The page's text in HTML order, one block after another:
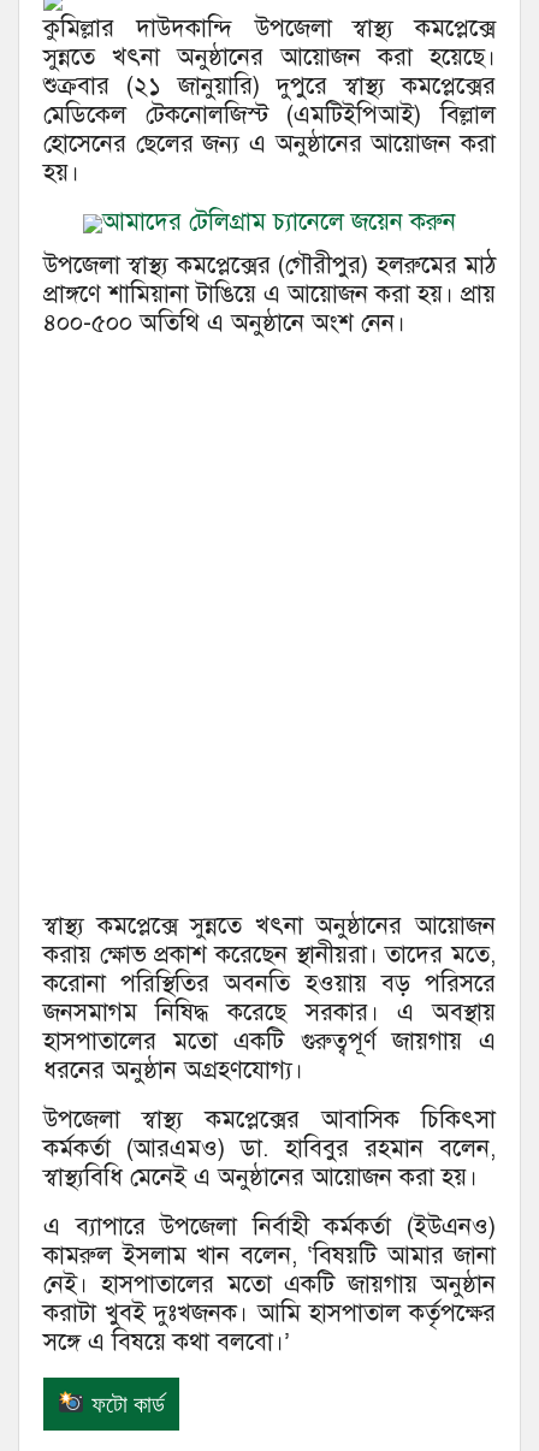
কুমিল্লার দাউদকান্দি উপজেলা স্বাস্থ্য কমপ্লেক্সে
সুন্নতে খৎনা অনুষ্ঠানের আয়োজন করা হয়েছে।
শুক্রবার (২১ জানুয়ারি) দুপুরে স্বাস্থ্য কমপ্লেক্সের
মেডিকেল টেকনোলজিস্ট (এমটিইপিআই) বিল্লাল
হোসেনের ছেলের জন্য এ অনুষ্ঠানের আয়োজন করা
হয়।
আমাদের টেলিগ্রাম চ্যানেলে জয়েন করুন
উপজেলা স্বাস্থ্য কমপ্লেক্সের (গৌরীপুর) হলরুমের মাঠ
প্রাঙ্গণে শামিয়ানা টাঙিয়ে এ আয়োজন করা হয়। প্রায়
৪০০-৫০০ অতিথি এ অনুষ্ঠানে অংশ নেন।
স্বাস্থ্য কমপ্লেক্সে সুন্নতে খৎনা অনুষ্ঠানের আয়োজন
করায় ক্ষোভ প্রকাশ করেছেন স্থানীয়রা। তাদের মতে,
করোনা পরিস্থিতির অবনতি হওয়ায় বড় পরিসরে
জনসমাগম নিষিদ্ধ করেছে সরকার। এ অবস্থায়
হাসপাতালের মতো একটি গুরুত্বপূর্ণ জায়গায় এ
ধরনের অনুষ্ঠান অগ্রহণযোগ্য।
উপজেলা স্বাস্থ্য কমপ্লেক্সের আবাসিক চিকিৎসা
কর্মকর্তা (আরএমও) ডা. হাবিবুর রহমান বলেন,
স্বাস্থ্যবিধি মেনেই এ অনুষ্ঠানের আয়োজন করা হয়।
এ ব্যাপারে উপজেলা নির্বাহী কর্মকর্তা (ইউএনও)
কামরুল ইসলাম খান বলেন, ‘বিষয়টি আমার জানা
নেই। হাসপাতালের মতো একটি জায়গায় অনুষ্ঠান
করাটা খুবই দুঃখজনক। আমি হাসপাতাল কর্তৃপক্ষের
সঙ্গে এ বিষয়ে কথা বলবো।’
ফটো কার্ড